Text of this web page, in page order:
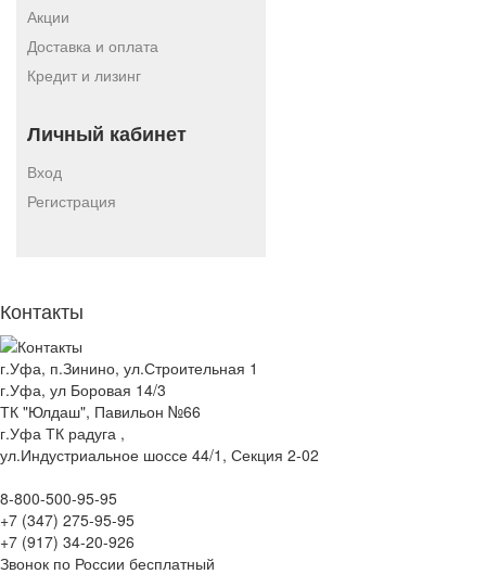
Акции
Доставка и оплата
Кредит и лизинг
Личный кабинет
Вход
Регистрация
Контакты
г.Уфа, п.Зинино, ул.Строительная 1
г.Уфа, ул Боровая 14/3
ТК "Юлдаш", Павильон №66
г.Уфа ТК радуга ,
ул.Индустриальное шоссе 44/1, Секция 2-02
8-800-500-95-95
+7 (347) 275-95-95
+7 (917) 34-20-926
Звонок по России бесплатный